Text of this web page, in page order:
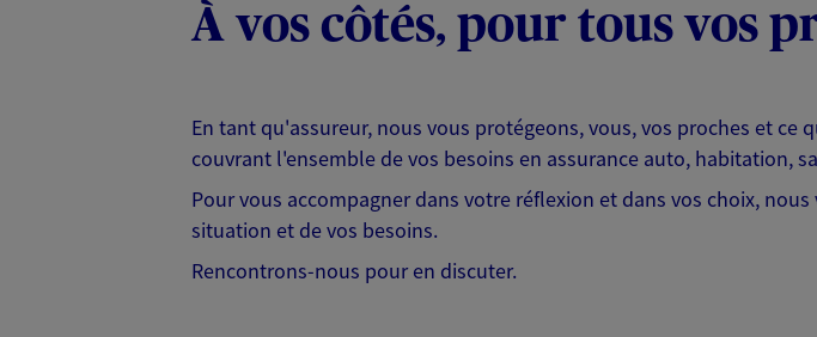
À vos côtés, pour tous vos
En tant qu'assureur, nous vous protégeons, vous, vos proches et ce
couvrant l'ensemble de vos besoins en assurance auto, habitation,
Pour vous accompagner dans votre réflexion et dans vos choix,
situation et de vos besoins.
Rencontrons-nous pour en discuter.